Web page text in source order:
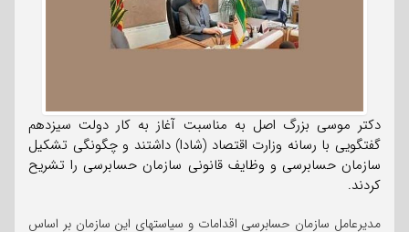
دکتر موسی بزرگ اصل به مناسبت آغاز به کار دولت سیزدهم
گفتگویی با رسانه وزارت اقتصاد (شادا) داشتند و چگونگی تشکیل
سازمان حسابرسی و وظایف قانونی سازمان حسابرسی را تشریح
کردند.
مدیرعامل سازمان حسابرسی اقدامات و سیاستهای این سازمان بر اساس